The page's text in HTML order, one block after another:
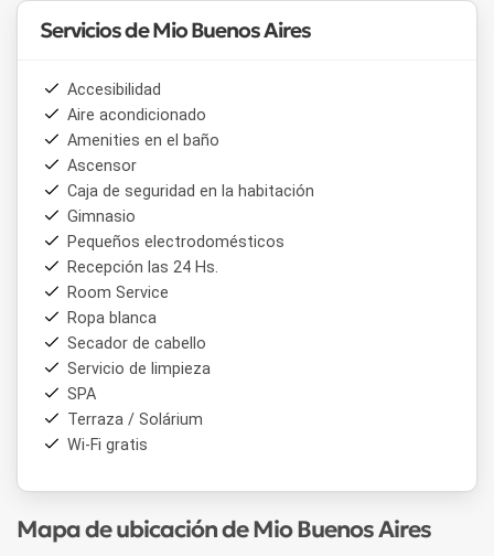
Servicios de Mio Buenos Aires
Accesibilidad
Aire acondicionado
Amenities en el baño
Ascensor
Caja de seguridad en la habitación
Gimnasio
Pequeños electrodomésticos
Recepción las 24 Hs.
Room Service
Ropa blanca
Secador de cabello
Servicio de limpieza
SPA
Terraza / Solárium
Wi-Fi gratis
Mapa de ubicación de Mio Buenos Aires